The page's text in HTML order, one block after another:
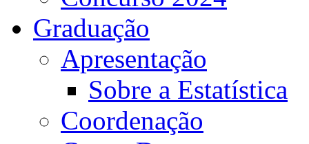
Graduação
Apresentação
Sobre a Estatística
Coordenação